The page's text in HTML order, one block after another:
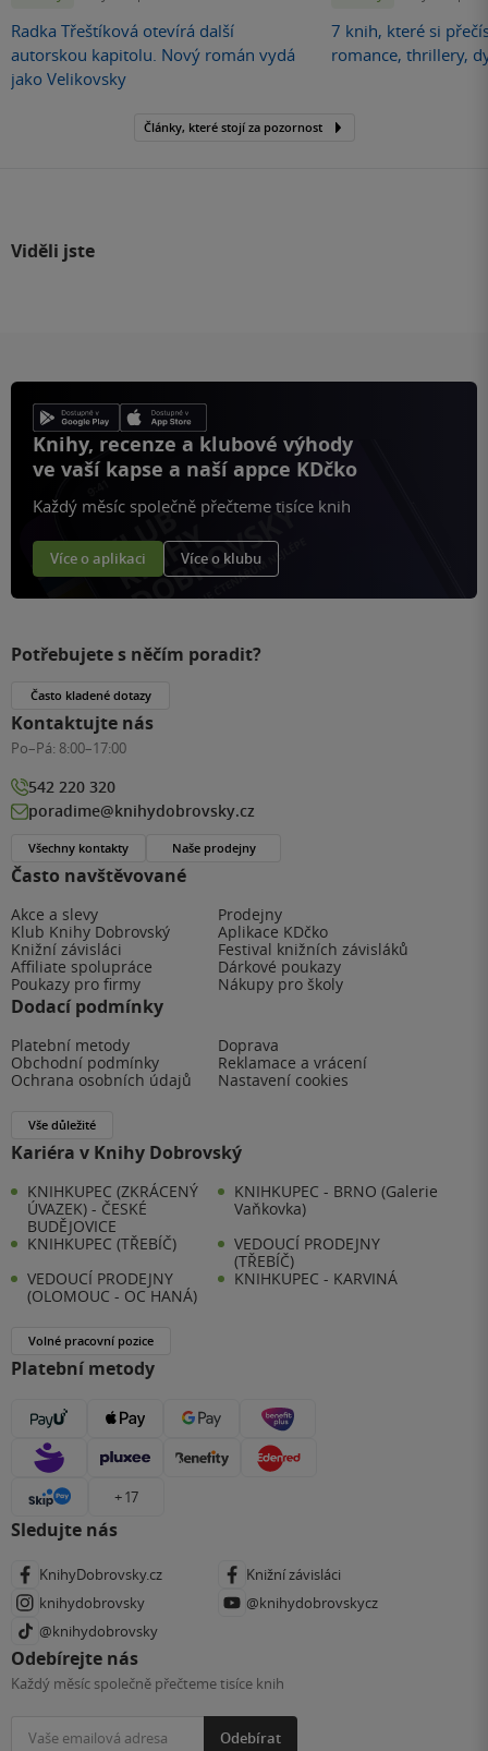
Radka Třeštíková otevírá další
autorskou kapitolu. Nový román vydá
jako Velikovsky
7 knih, které si
romance, thrillery,
Články, které stojí za pozornost
Viděli jste
Knihy, recenze a klubové výhody
ve vaší kapse a naší appce KDčko
Každý měsíc společně přečteme tisíce knih
Více o aplikaci Více o klubu
Často navštěvované
Akce a slevy
Prodejny
Klub Knihy Dobrovský
Aplikace KDčko
Knižní závisláci
Festival knižních závisláků
Affiliate spolupráce
Dárkové poukazy
Poukazy pro firmy
Nákupy pro školy
Dodací podmínky
Platební metody
Doprava
Obchodní podmínky
Reklamace a vrácení
Ochrana osobních údajů
Nastavení cookies
Vše důležité
Kariéra v Knihy Dobrovský
KNIHKUPEC (ZKRÁCENÝ
ÚVAZEK) - ČESKÉ
BUDĚJOVICE
KNIHKUPEC - BRNO (Galerie
Vaňkovka)
KNIHKUPEC (TŘEBÍČ)
VEDOUCÍ PRODEJNY
(TŘEBÍČ)
VEDOUCÍ PRODEJNY
(OLOMOUC - OC HANÁ)
KNIHKUPEC - KARVINÁ
Volné pracovní pozice
Platební metody
+ 17
Sledujte nás
KnihyDobrovsky.cz
Knižní závisláci
knihydobrovsky
@knihydobrovskycz
@knihydobrovsky
Odebírejte nás
Každý měsíc společně přečteme tisíce knih
Odebírat
Potřebujete s něčím poradit?
Často kladené dotazy
Kontaktujte nás
Po–Pá: 8:00–17:00
542 220 320
poradime@knihydobrovsky.cz
Všechny kontakty Naše prodejny